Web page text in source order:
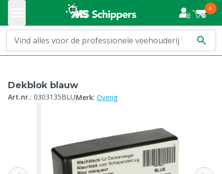
0
Dekblok blauw
Art.nr.: 0303135BLUMerk: Overig